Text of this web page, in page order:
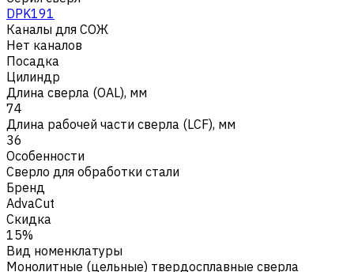
DPK191
Каналы для СОЖ
Нет каналов
Посадка
Цилиндр
Длина сверла (OAL), мм
74
Длина рабочей части сверла (LCF), мм
36
Особенности
Сверло для обработки стали
Бренд
AdvaCut
Скидка
15%
Вид номенклатуры
Монолитные (цельные) твердосплавные сверла